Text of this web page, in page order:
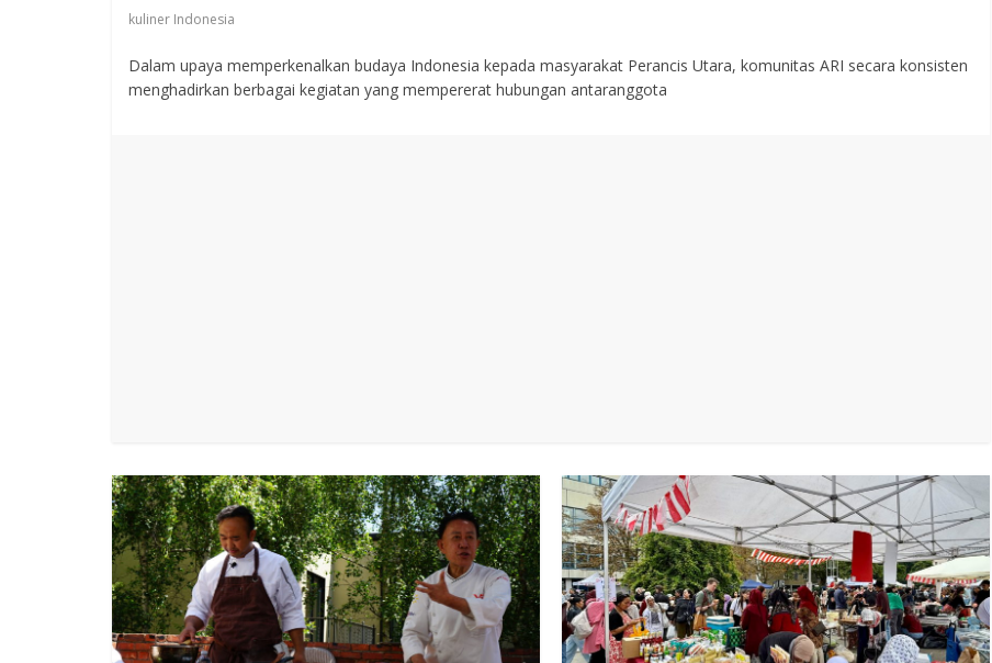
kuliner Indonesia
Dalam upaya memperkenalkan budaya Indonesia kepada masyarakat Perancis Utara, komunitas ARI secara konsisten
menghadirkan berbagai kegiatan yang mempererat hubungan antaranggota